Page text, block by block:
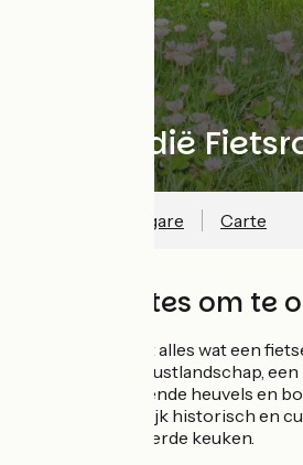
Normandië
Séjours gare en gare Carte
6 Fietsroutes om te
Normandië heeft alles wat een
wonderbaarlijk kustlandschap,
weilanden, glooiende heuvels en
afwisselen, een rijk historisch en
een zeer gevarieerde keuken.